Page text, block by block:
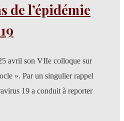
de l’épidémie
avril son VIIe colloque sur
». Par un singulier rappel
19 a conduit à reporter